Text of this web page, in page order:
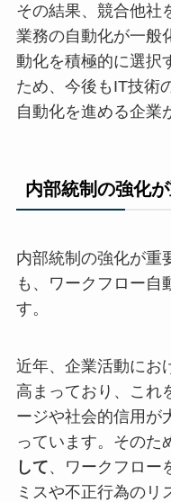
その結果、競合他社
業務の自動化が一般
動化を積極的に選択
ため、今後もIT技術
自動化を進める企業
内部統制の強化
内部統制の強化が重
も、ワークフロー自
す。
近年、企業活動にお
高まっており、これ
ージや社会的信用が
っています。そのた
して、ワークフロー
ミスや不正行為のリ